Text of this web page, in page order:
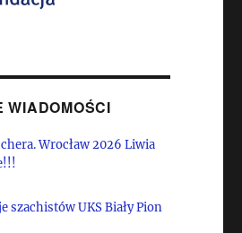
WIADOMOŚCI
Wrocław 2026 Liwia
szachistów UKS Biały Pion